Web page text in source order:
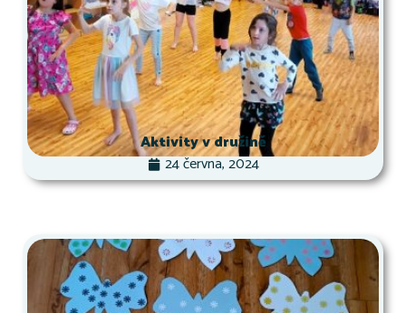
Aktivity v družině
24 června, 2024